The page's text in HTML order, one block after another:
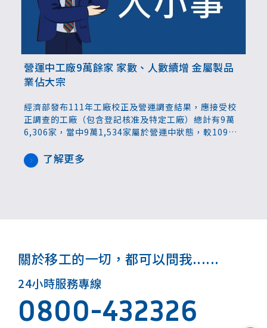
營運中工廠9萬餘家 家數、人數續增 金屬製品
業佔大宗
經濟部發布111年工廠校正及營運調查結果，應接受校
正調查的工廠（包含登記核准及特定工廠）總計有9萬
6,306家，當中9萬1,534家屬於營運中狀態，較109年
1,320家，處於歇業比前次增加522家。從業人數涵蓋外
國籍及本國臨時工，共計有294.9萬人，比109年增加
了解更多
關於移工的一切，都可以問我......
24小時服務專線
0800-432326